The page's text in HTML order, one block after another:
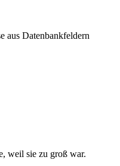
aus Datenbankfeldern
weil sie zu groß war.